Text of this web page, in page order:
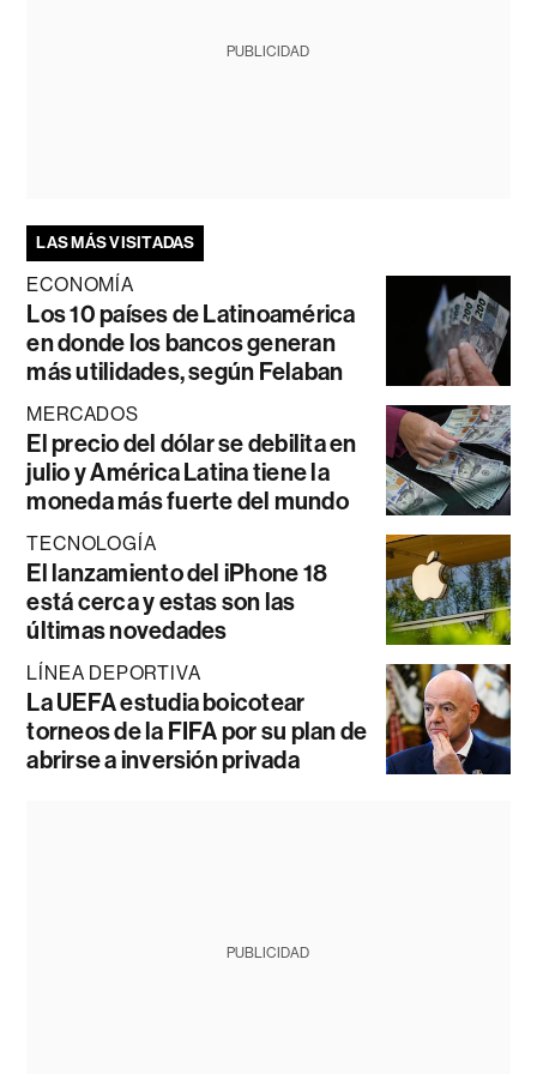
PUBLICIDAD
LAS MÁS VISITADAS
ECONOMÍA
Los 10 países de Latinoamérica
en donde los bancos generan
más utilidades, según Felaban
MERCADOS
El precio del dólar se debilita en
julio y América Latina tiene la
moneda más fuerte del mundo
TECNOLOGÍA
El lanzamiento del iPhone 18
está cerca y estas son las
últimas novedades
LÍNEA DEPORTIVA
La UEFA estudia boicotear
torneos de la FIFA por su plan de
abrirse a inversión privada
PUBLICIDAD